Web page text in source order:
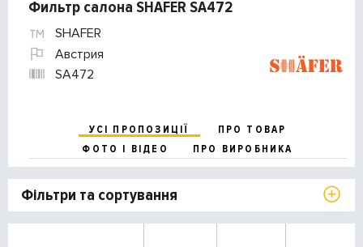
Фильтр салона SHAFER SA472
SHAFER
Австрия
SA472
УСІ ПРОПОЗИЦІЇ
ПРО ТОВАР
ФОТО І ВІДЕО
ПРО ВИРОБНИКА
Фільтри та сортування